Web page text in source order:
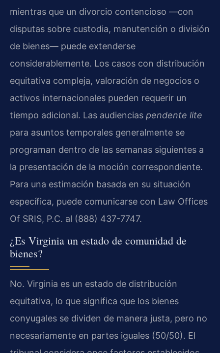
mientras que un divorcio contencioso —con
disputas sobre custodia, manutención o división
de bienes— puede extenderse
considerablemente. Los casos con distribución
equitativa compleja, valoración de negocios o
activos internacionales pueden requerir un
tiempo adicional. Las audiencias pendente lite
para asuntos temporales generalmente se
programan dentro de las semanas siguientes a
la presentación de la moción correspondiente.
Para una estimación basada en su situación
específica, puede comunicarse con Law Offices
Of SRIS, P.C. al (888) 437-7747.
¿Es Virginia un estado de comunidad de
bienes?
No. Virginia es un estado de distribución
equitativa, lo que significa que los bienes
conyugales se dividen de manera justa, pero no
necesariamente en partes iguales (50/50). El